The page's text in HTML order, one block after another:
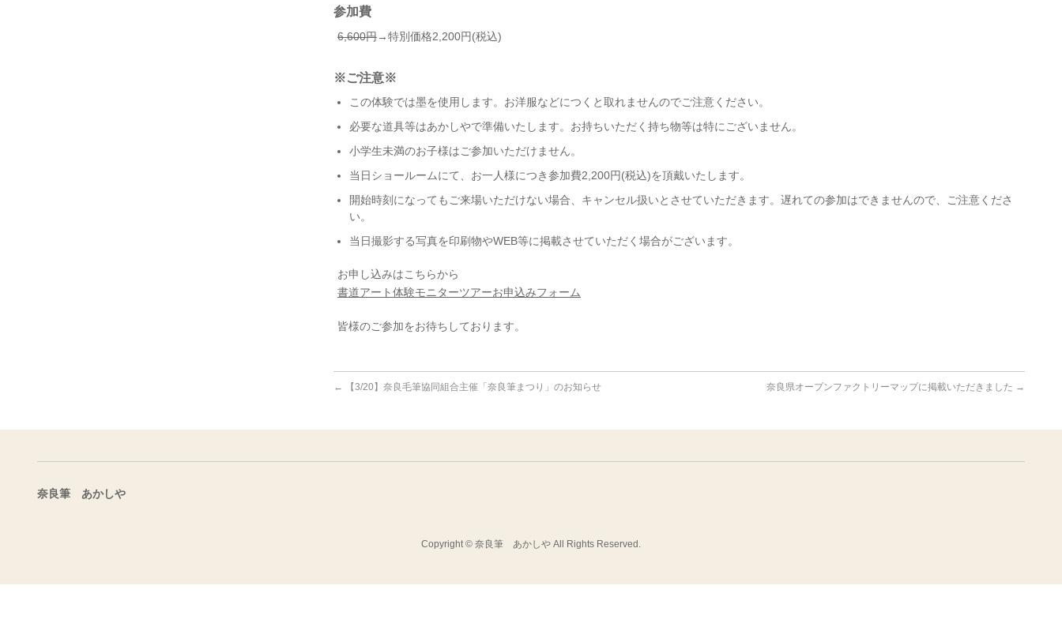
参加費
6,600円→特別価格2,200円(税込)
※ご注意※
この体験では墨を使用します。お洋服などにつくと取れませんのでご注意ください。
必要な道具等はあかしやで準備いたします。お持ちいただく持ち物等は特にございません。
小学生未満のお子様はご参加いただけません。
当日ショールームにて、お一人様につき参加費2,200円(税込)を頂戴いたします。
開始時刻になってもご来場いただけない場合、キャンセル扱いとさせていただきます。遅れての参加はできませんので、ご注意くださ
い。
当日撮影する写真を印刷物やWEB等に掲載させていただく場合がございます。
お申し込みはこちらから
書道アート体験モニターツアーお申込みフォーム
皆様のご参加をお待ちしております。
← 【3/20】奈良毛筆協同組合主催「奈良筆まつり」のお知らせ 奈良県オープンファクトリーマップに掲載いただきました →
奈良筆 あかしや
Copyright © 奈良筆 あかしや All Rights Reserved.